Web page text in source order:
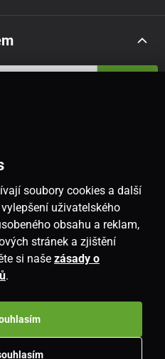
. Všechna práva vyhrazena.
soubory cookies a další
uživatelského
obsahu a reklam,
stránek a zjištění
si naše zásady o
.